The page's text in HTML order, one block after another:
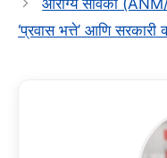
‘प्रवास भत्ते’ आणि सरकारी